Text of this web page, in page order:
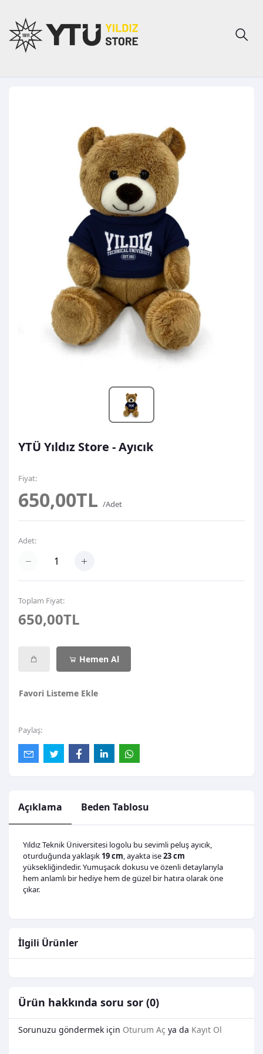
YTÜ Yıldız Store - Ayıcık
Fiyat:
650,00TL /Adet
Adet:
Toplam Fiyat:
650,00TL
Hemen Al
Favori Listeme Ekle
Paylaş:
Açıklama Beden Tablosu
Yıldız Teknik Üniversitesi logolu bu sevimli peluş ayıcık,
oturduğunda yaklaşık 19 cm , ayakta ise23 cm
yüksekliğindedir. Yumuşacık dokusu ve özenli detaylarıyla
hem anlamlı bir hediye hem de güzel bir hatıra olarak öne
çıkar.
İlgili Ürünler
Ürün hakkında soru sor (0)
Sorunuzu göndermek için Oturum Aç ya da Kayıt Ol